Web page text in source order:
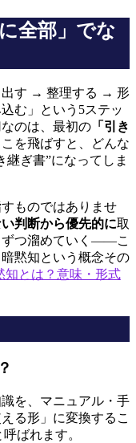
全部」でな
出す → 整理する → 形
む」という5ステッ
のは、最初の 「引き
を飛ばすと、どんな
継ぎ書”になってしま
ものではありませ
判断から優先的に取
ずつ溜めていく——こ
黙知という概念その
知とは？意味・形式
を、マニュアル・手
る形」に変換するこ
ばれます。